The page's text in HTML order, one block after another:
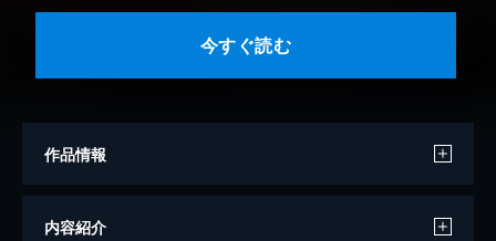
今すぐ読む
作品情報
著者
内容紹介